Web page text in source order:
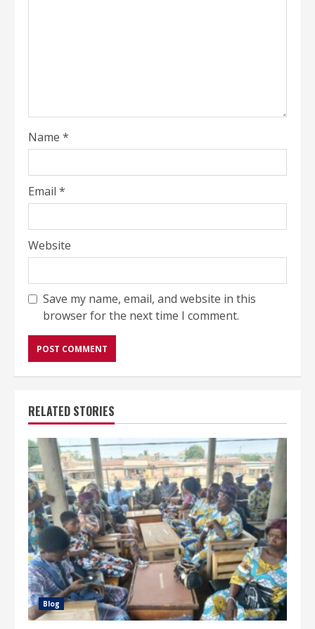
Name *
Email *
Website
Save my name, email, and website in this
browser for the next time I comment.
RELATED STORIES
Blog